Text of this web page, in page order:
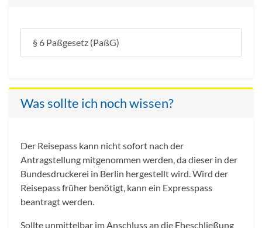
§ 6 Paßgesetz (PaßG)
Was sollte ich noch wissen?
Der Reisepass kann nicht sofort nach der
Antragstellung mitgenommen werden, da dieser in der
Bundesdruckerei in Berlin hergestellt wird. Wird der
Reisepass früher benötigt, kann ein Expresspass
beantragt werden.
Sollte unmittelbar im Anschluss an die Eheschließung